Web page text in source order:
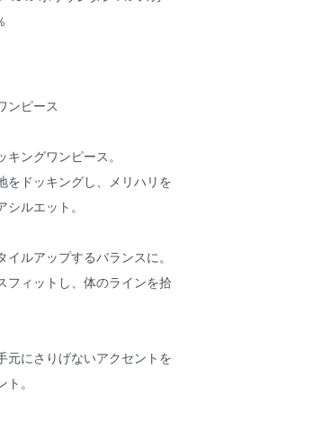
ンピース
ングワンピース。
をドッキングし、メリハリを
ルエット。
ルアップするバランスに。
フィットし、体のラインを拾
元にさりげないアクセントを
。